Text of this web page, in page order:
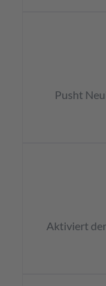
Pusht
Aktiviert